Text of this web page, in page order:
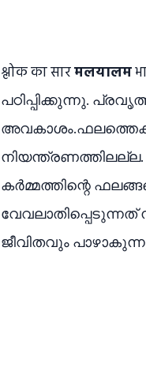
श्लोक का सारमलयालम
പഠിപ്പിക്കുന്നു.
കർമ്മത്തിന്റെ
ജീവിതവും